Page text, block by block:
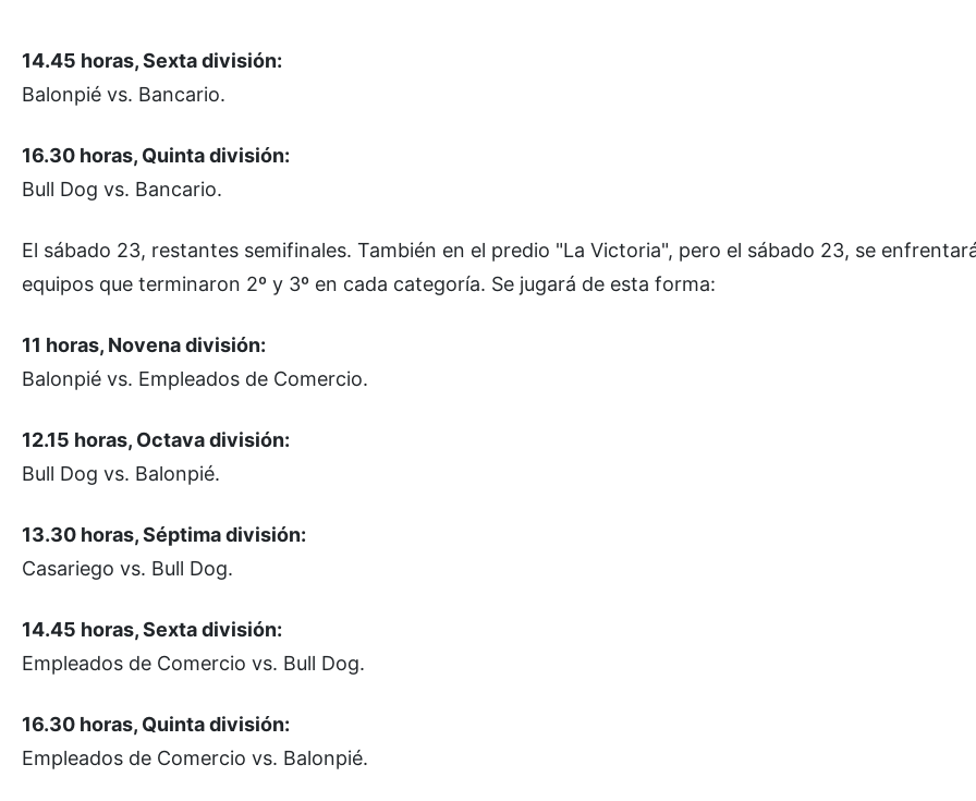
14.45 horas, Sexta división:
Balonpié vs. Bancario.
16.30 horas, Quinta división:
Bull Dog vs. Bancario.
El sábado 23, restantes semifinales. También en el predio "La Victoria", pero el sábado 23, se
equipos que terminaron 2º y 3º en cada categoría. Se jugará de esta forma:
11 horas, Novena división:
Balonpié vs. Empleados de Comercio.
12.15 horas, Octava división:
Bull Dog vs. Balonpié.
13.30 horas, Séptima división:
Casariego vs. Bull Dog.
14.45 horas, Sexta división:
Empleados de Comercio vs. Bull Dog.
16.30 horas, Quinta división:
Empleados de Comercio vs. Balonpié.